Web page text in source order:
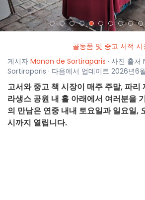
골동품 및 중고 서적 시
게시자 Manon de Sortiraparis · 사진 출
Sortiraparis · 다음에서 업데이트 2026년6월
고서와 중고 책 시장이 매주 주말, 파리
라생스 공원 내 홀 아래에서 여러분을
의 만남은 연중 내내 토요일과 일요일,
시까지 열립니다.